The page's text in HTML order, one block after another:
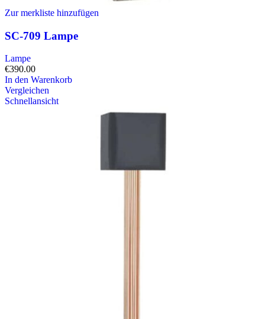
Zur merkliste hinzufügen
SC-709 Lampe
Lampe
€390.00
In den Warenkorb
Vergleichen
Schnellansicht